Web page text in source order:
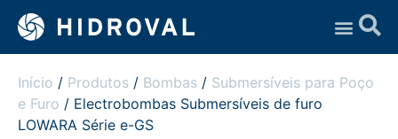
Início / Produtos / Bombas / Submersíveis para Poço
e Furo / Electrobombas Submersíveis de furo
LOWARA Série e-GS